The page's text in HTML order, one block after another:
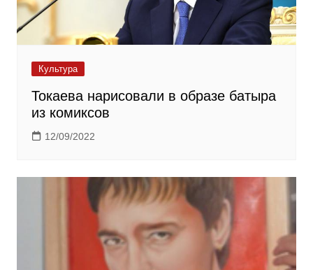
Культура
Токаева нарисовали в образе батыра
из комиксов
12/09/2022